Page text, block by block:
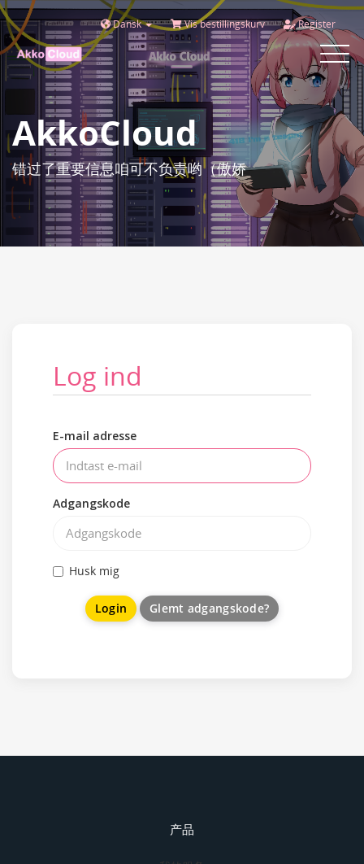
Dansk Vis bestillingskurv Register
Toggle
AkkoCloud
错过了重要信息咱可不负责哟（傲娇
Log ind
E-mail adresse
Adgangskode
Husk mig
Glemt adgangskode?
产品